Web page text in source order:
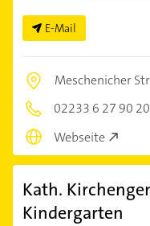
E-Mail
Meschenicher
02233 6 27 90 20
Webseite
Kath.
Kindergarten